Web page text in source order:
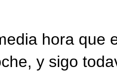
hora que
y sigo